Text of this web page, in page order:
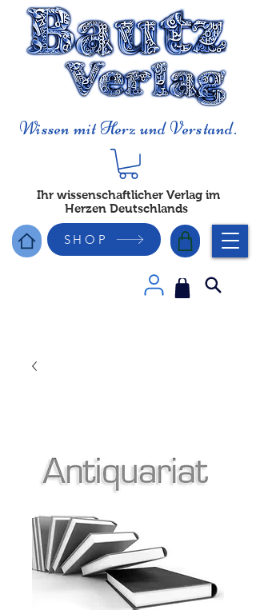
Wissen mit Herz und Verstand.
Ihr wissenschaftlicher Verlag im
Herzen Deutschlands
SHOP